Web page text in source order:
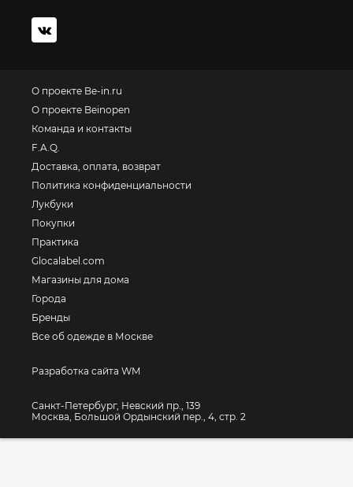
О проекте Be-in.ru
О проекте Beinopen
Команда и контакты
F.A.Q.
Доставка, оплата, возврат
Политика конфиденциальности
Лукбуки
Покупки
Практика
Glocalabel.com
Магазины для дома
Города
Бренды
Все об одежде в Москве
Разработка сайта WM
Санкт-Петербург, Невский пр., 139
Москва, Большой Ордынский пер., 4, стр. 2